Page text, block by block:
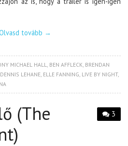
tovább →
MICHAEL HALL BEN AFFLECK BRENDAN
DENNIS LEHANE ELLE FANNING LIVE BY NIGHT,
3
(The